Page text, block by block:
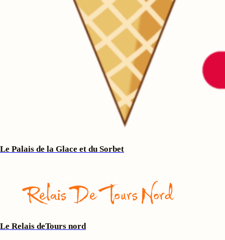
Le Palais de la Glace et du Sorbet
Le Relais deTours nord